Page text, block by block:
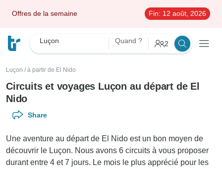
Offres de la semaine Fin: 12 août, 2026
Luçon Quand ? 2
Luçon / à partir de El Nido
Circuits et voyages Luçon au départ de El
Nido
Share
Une aventure au départ de El Nido est un bon moyen de
découvrir le Luçon. Nous avons 6 circuits à vous proposer
durant entre 4 et 7 jours. Le mois le plus apprécié pour les